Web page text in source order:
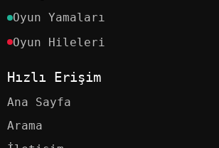
Oyun Yamaları
Oyun Hileleri
Hızlı Erişim
Ana Sayfa
Arama